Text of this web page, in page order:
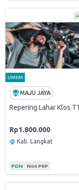
Underwater
UMKM
MAJU JAYA
Repering Lahar Klos
Rp1.800.000
Kab. Langkat
PDN Non PKP